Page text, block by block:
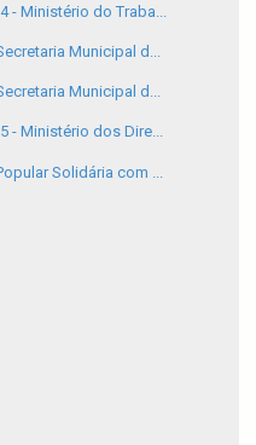
- Ministério do Traba...
Municipal d...
Municipal d...
- Ministério dos Dire...
Solidária com ...